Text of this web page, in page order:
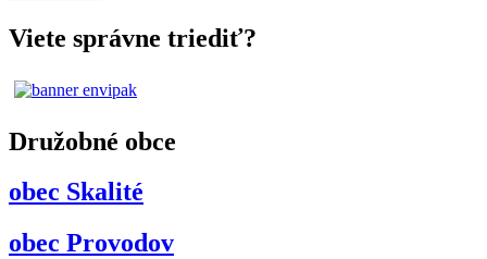
Viete správne triediť?
Družobné obce
obec Skalité
obec Provodov